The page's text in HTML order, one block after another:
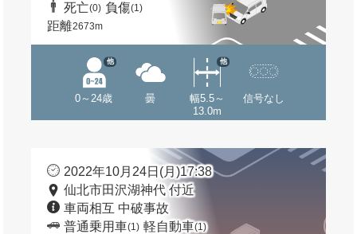
死亡(0) 負傷(1)
距離2673m
0～24歳
他
曇
幅5.5～
13.0m
他
信号なし
2022年10月24日(月)17:38
仙北市田沢湖神代 付近
車両相互 中破事故
普通乗用車(1) 軽自動車(1)